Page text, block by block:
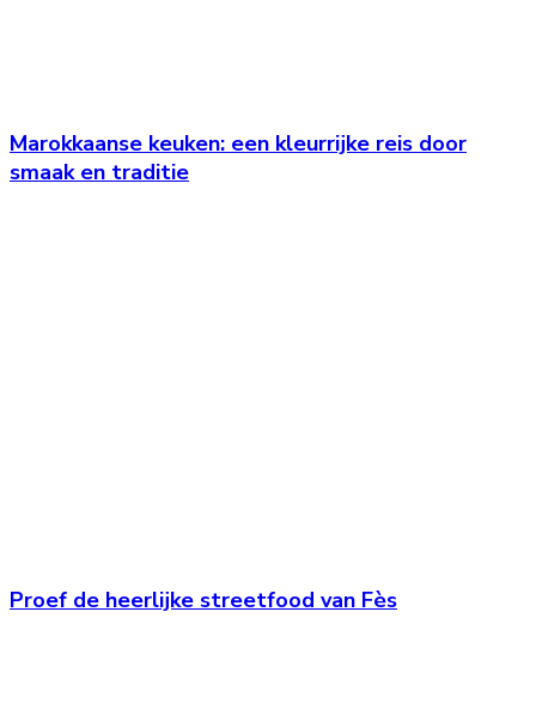
Marokkaanse keuken: een kleurrijke reis door
smaak en traditie
Proef de heerlijke streetfood van Fès